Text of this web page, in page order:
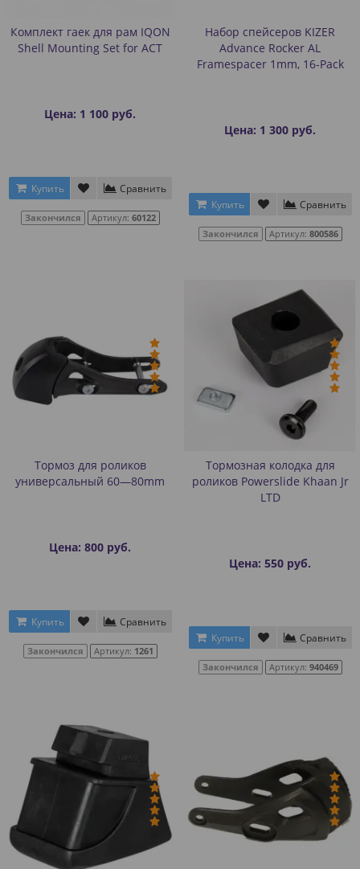
Комплект гаек для рам IQON
Shell Mounting Set for ACT
Цена: 1 100 руб.
Купить Сравнить
Закончился Артикул: 60122
Набор спейсеров KIZER
Advance Rocker AL
Framespacer 1mm, 16-Pack
Цена: 1 300 руб.
Купить Сравнить
Закончился Артикул: 800586
Тормоз для роликов
универсальный 60—80mm
Цена: 800 руб.
Купить Сравнить
Закончился Артикул: 1261
Тормозная колодка для
роликов Powerslide Khaan Jr
LTD
Цена: 550 руб.
Купить Сравнить
Закончился Артикул: 940469